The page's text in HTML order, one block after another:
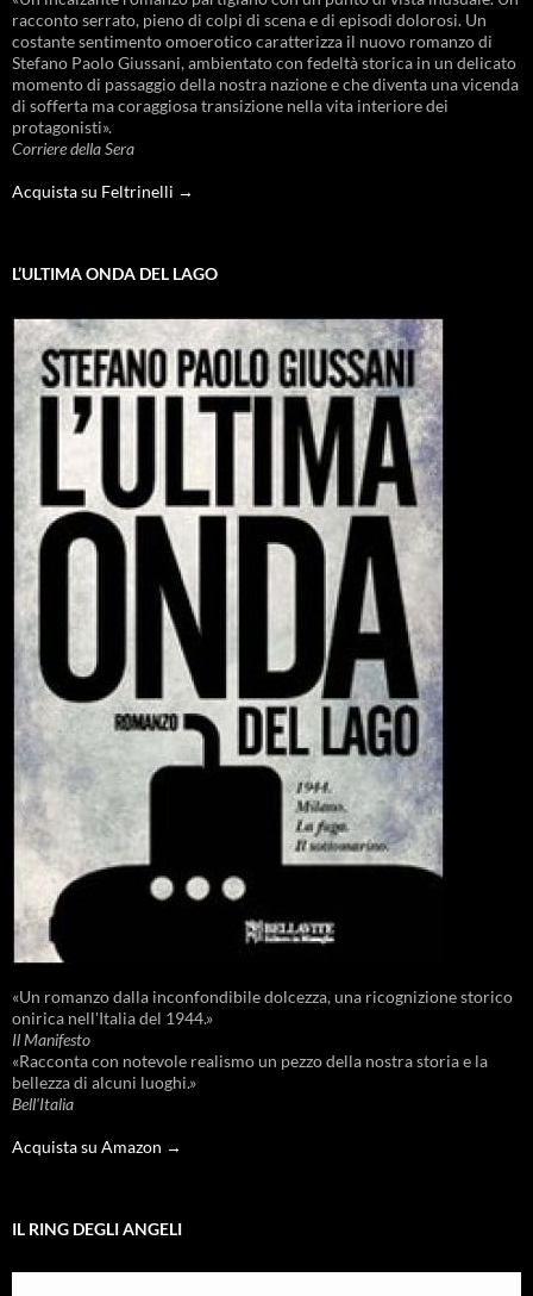
racconto serrato, pieno di colpi di scena e di episodi dolorosi. Un
costante sentimento omoerotico caratterizza il nuovo romanzo di
Stefano Paolo Giussani, ambientato con fedeltà storica in un delicato
momento di passaggio della nostra nazione e che diventa una vicenda
di sofferta ma coraggiosa transizione nella vita interiore dei
protagonisti».
Corriere della Sera
Acquista su Feltrinelli →
L’ULTIMA ONDA DEL LAGO
«Un romanzo dalla inconfondibile dolcezza, una ricognizione storico
onirica nell'Italia del 1944.»
Il Manifesto
«Racconta con notevole realismo un pezzo della nostra storia e la
bellezza di alcuni luoghi.»
Bell'Italia
Acquista su Amazon →
IL RING DEGLI ANGELI